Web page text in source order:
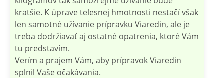
kratšie. K úprave telesnej hmotnosti nestačí však
len samotné užívanie prípravku Viaredin, ale je
treba dodržiavať aj ostatné opatrenia, ktoré Vám
tu predstavím.
Verím a prajem Vám, aby prípravok Viaredin
splnil Vaše očakávania.